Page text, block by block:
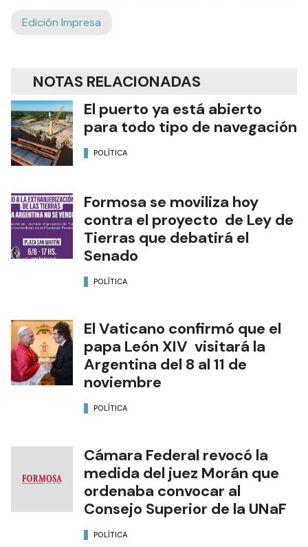
Edición Impresa
NOTAS RELACIONADAS
El puerto ya está abierto
para todo tipo de navegación
POLÍTICA
Formosa se moviliza hoy
contra el proyecto de Ley de
Tierras que debatirá el
Senado
POLÍTICA
El Vaticano confirmó que el
papa León XIV visitará la
Argentina del 8 al 11 de
noviembre
POLÍTICA
Cámara Federal revocó la
medida del juez Morán que
ordenaba convocar al
Consejo Superior de la UNaF
POLÍTICA